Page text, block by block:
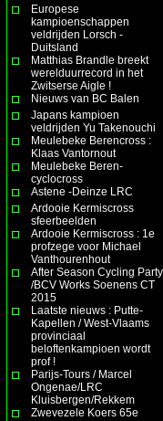
Europese
kampioenschappen
veldrijden Lorsch -
Duitsland
Matthias Brandle breekt
werelduurrecord in het
Zwitserse Aigle !
Nieuws van BC Balen
Japans kampioen
veldrijden Yu Takenouchi
Meulebeke Berencross :
Klaas Vantornout
Meulebeke Beren-
cyclocross
Astene -Deinze LRC
Ardooie Kermiscross
sfeerbeelden
Ardooie Kermiscross : 1e
profzege voor Michael
Vanthourenhout
After Season Cycling Party
/BCV Works Soenens CT
2015
Laatste nieuws : Putte-
Kapellen / West-Vlaams
provinciaal
beloftenkampioen wordt
prof !
Parijs-Tours / Marcel
Ongenae/LRC
Kluisbergen/Rekkem
Zwevezele Koers 65e